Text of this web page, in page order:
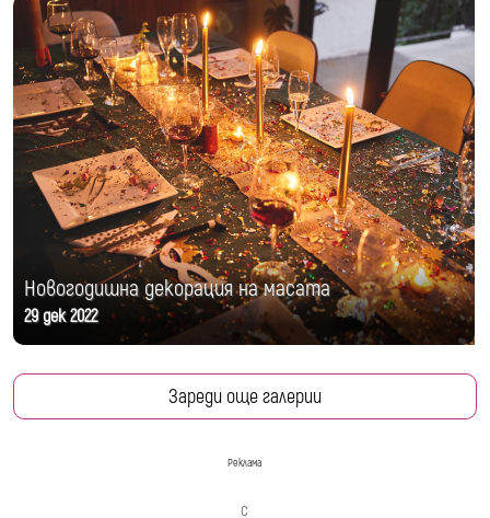
Новогодишна декорация на масата
29 дек 2022
Зареди още галерии
Реклама
с